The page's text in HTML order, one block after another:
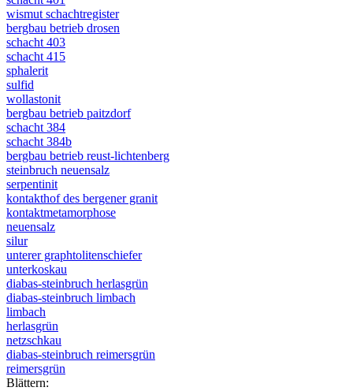
wismut schachtregister
bergbau betrieb drosen
schacht 403
schacht 415
sphalerit
sulfid
wollastonit
bergbau betrieb paitzdorf
schacht 384
schacht 384b
bergbau betrieb reust-lichtenberg
steinbruch neuensalz
serpentinit
kontakthof des bergener granit
kontaktmetamorphose
neuensalz
silur
unterer graphtolitenschiefer
unterkoskau
diabas-steinbruch herlasgrün
diabas-steinbruch limbach
limbach
herlasgrün
netzschkau
diabas-steinbruch reimersgrün
reimersgrün
Blättern: